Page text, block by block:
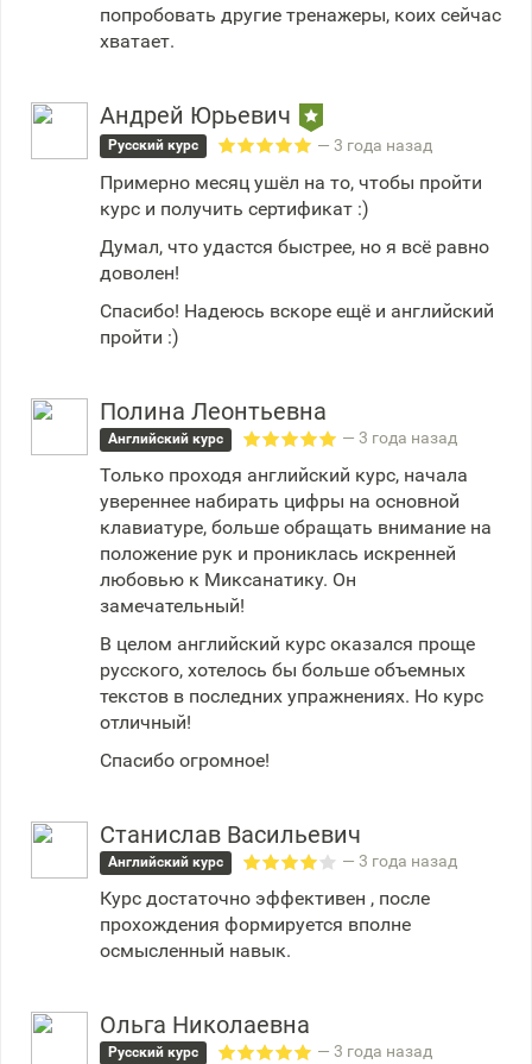
попробовать другие тренажеры, коих сейчас
хватает.
Андрей Юрьевич
Русский курс — 3 года назад
Примерно месяц ушёл на то, чтобы пройти
курс и получить сертификат :)
Думал, что удастся быстрее, но я всё равно
доволен!
Спасибо! Надеюсь вскоре ещё и английский
пройти :)
Полина Леонтьевна
Английский курс — 3 года назад
Только проходя английский курс, начала
увереннее набирать цифры на основной
клавиатуре, больше обращать внимание на
положение рук и прониклась искренней
любовью к Миксанатику. Он
замечательный!
В целом английский курс оказался проще
русского, хотелось бы больше объемных
текстов в последних упражнениях. Но курс
отличный!
Спасибо огромное!
Станислав Васильевич
Английский курс — 3 года назад
Курс достаточно эффективен , после
прохождения формируется вполне
осмысленный навык.
Ольга Николаевна
Русский курс — 3 года назад